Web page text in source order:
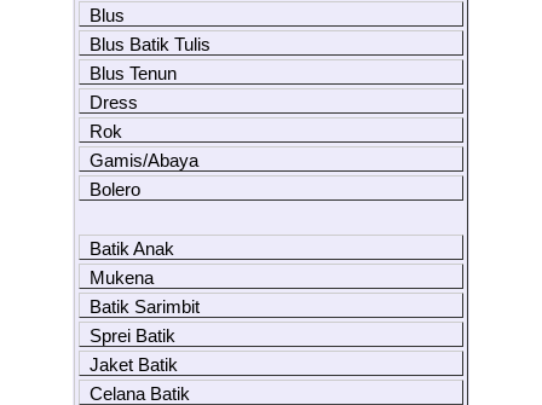
Blus
Blus Batik Tulis
Blus Tenun
Dress
Rok
Gamis/Abaya
Bolero
Batik Anak
Mukena
Batik Sarimbit
Sprei Batik
Jaket Batik
Celana Batik